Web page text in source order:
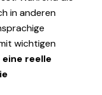
in anderen
wichtigen
eine reelle